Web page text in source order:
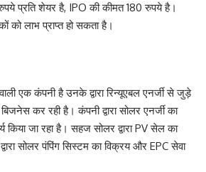
प्रति शेयर है, IPO की कीमत 180 रुपये है।
लाभ प्राप्त हो सकता है।
एक कंपनी है उनके द्वारा रिन्यूएबल एनर्जी से जुड़े
कर रही है। कंपनी द्वारा सोलर एनर्जी का
किया जा रहा है। सहज सोलर द्वारा PV सेल का
द्वारा सोलर पंपिंग सिस्टम का विक्रय और EPC सेवा